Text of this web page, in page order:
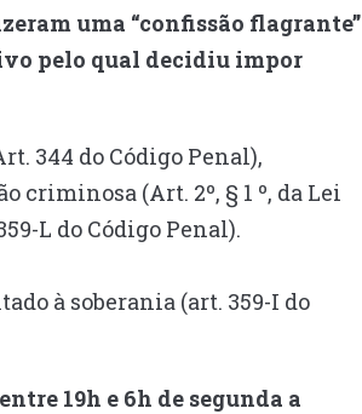
uma “confissão flagrante”
pelo qual decidiu impor
344 do Código Penal),
(Art. 2º, § 1 º, da Lei
L do Código Penal).
à soberania (art. 359-I do
19h e 6h de segunda a